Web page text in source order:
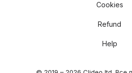
Cookies
Refund
Help